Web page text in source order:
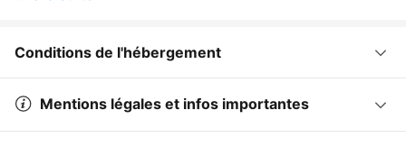
Conditions de l'hébergement
Mentions légales et infos importantes